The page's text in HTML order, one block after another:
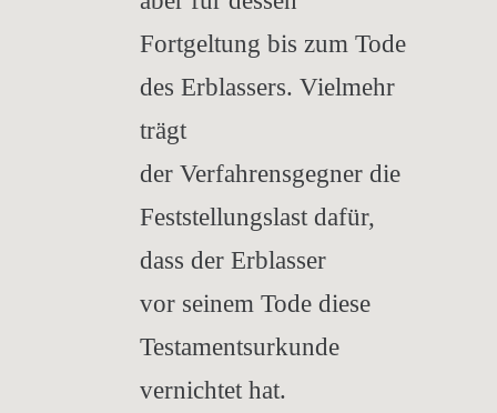
Fortgeltung bis zum Tode
des Erblassers. Vielmehr
trägt
der Verfahrensgegner die
Feststellungslast dafür,
dass der Erblasser
vor seinem Tode diese
Testamentsurkunde
vernichtet hat.